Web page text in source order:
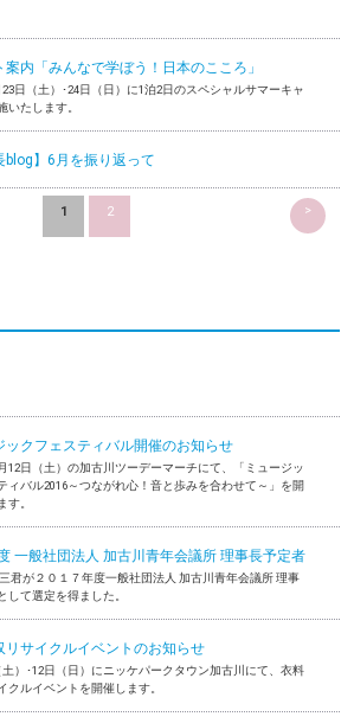
案内「みんなで学ぼう！日本のこころ」
23日（土）･24日（日）に1泊2日のスペシャルサマーキャ
いたします。
blog】6月を振り返って
1 2 >
ックフェスティバル開催のお知らせ
12日（土）の加古川ツーデーマーチにて、「ミュージッ
ィバル2016～つながれ心！音と歩みを合わせて～」を開
す。
一般社団法人 加古川青年会議所 理事長予定者
君が２０１７年度一般社団法人 加古川青年会議所 理事
して選定を得ました。
リサイクルイベントのお知らせ
土）･12日（日）にニッケパークタウン加古川にて、衣料
クルイベントを開催します。